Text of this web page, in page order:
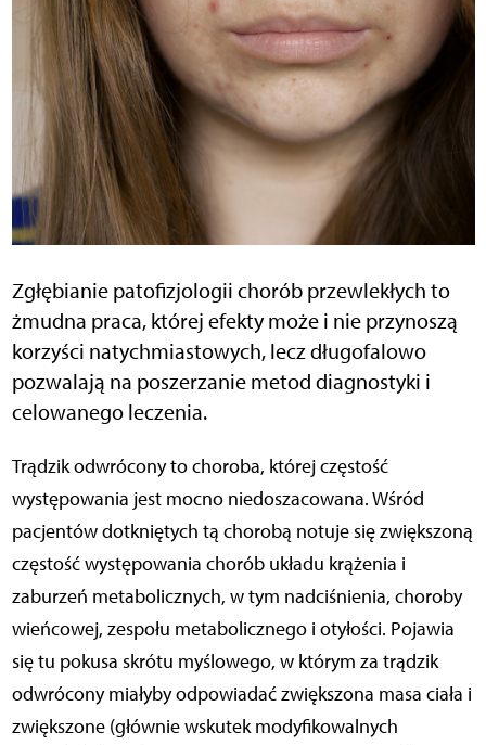
Zgłębianie patofizjologii chorób przewlekłych to
żmudna praca, której efekty może i nie przynoszą
korzyści natychmiastowych, lecz długofalowo
pozwalają na poszerzanie metod diagnostyki i
celowanego leczenia.
Trądzik odwrócony to choroba, której częstość
występowania jest mocno niedoszacowana. Wśród
pacjentów dotkniętych tą chorobą notuje się zwiększoną
częstość występowania chorób układu krążenia i
zaburzeń metabolicznych, w tym nadciśnienia, choroby
wieńcowej, zespołu metabolicznego i otyłości. Pojawia
się tu pokusa skrótu myślowego, w którym za trądzik
odwrócony miałyby odpowiadać zwiększona masa ciała i
zwiększone (głównie wskutek modyfikowalnych